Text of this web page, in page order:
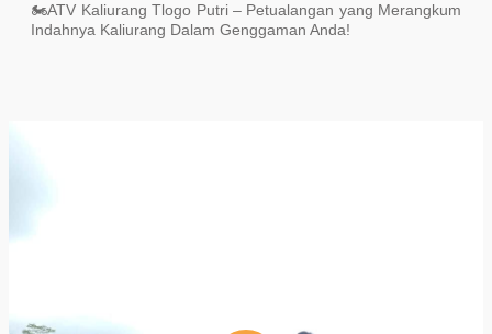
🏍ATV Kaliurang Tlogo Putri – Petualangan yang Merangkum
Indahnya Kaliurang Dalam Genggaman Anda!